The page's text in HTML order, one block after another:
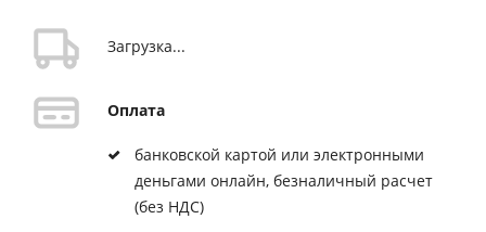
Загрузка...
Оплата
банковской картой или электронными
деньгами онлайн, безналичный расчет
(без НДС)